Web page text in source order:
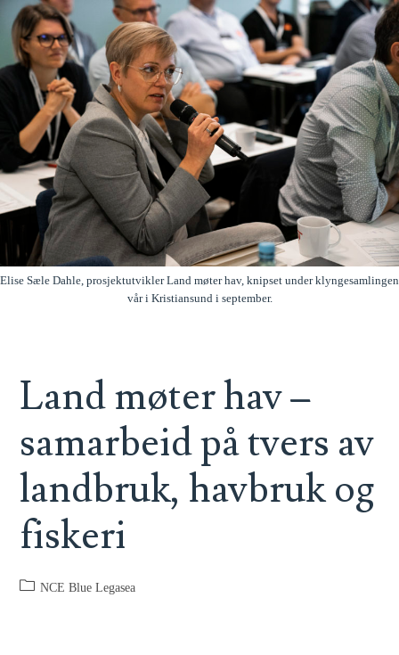
Elise Sæle Dahle, prosjektutvikler Land møter hav, knipset under klyngesamlingen
vår i Kristiansund i september.
Land møter hav –
samarbeid på tvers av
landbruk, havbruk og
fiskeri
NCE Blue Legasea